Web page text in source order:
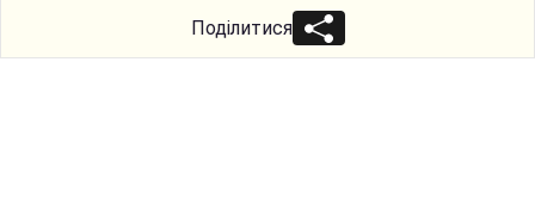
Поділитися